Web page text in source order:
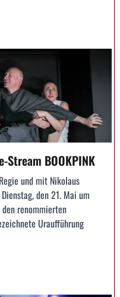
Stream BOOKPINK
und mit Nikolaus
den 21. Mai um
renommierten
Uraufführung